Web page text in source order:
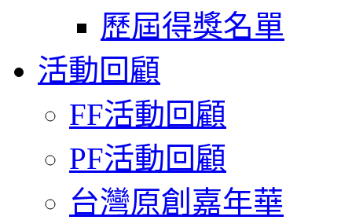
歷屆得獎名單
活動回顧
FF活動回顧
PF活動回顧
台灣原創嘉年華